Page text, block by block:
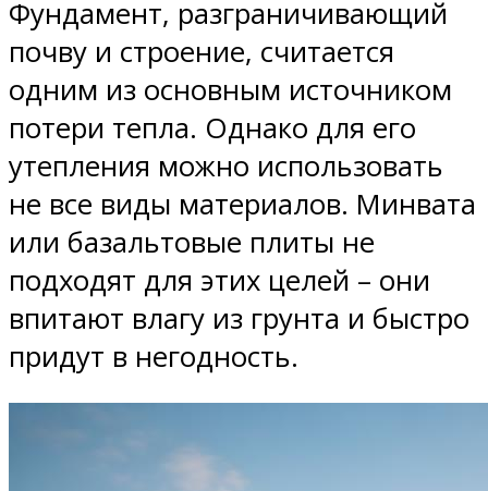
Фундамент, разграничивающий
почву и строение, считается
одним из основным источником
потери тепла. Однако для его
утепления можно использовать
не все виды материалов. Минвата
или базальтовые плиты не
подходят для этих целей – они
впитают влагу из грунта и быстро
придут в негодность.